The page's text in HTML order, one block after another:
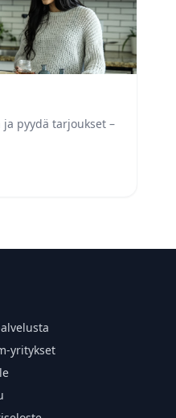
pyydä tarjoukset –
yritykset